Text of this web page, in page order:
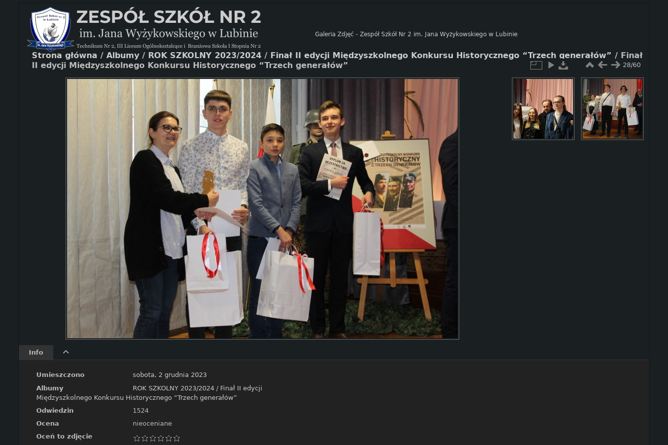
Galeria Zdjęć - Zespół Szkół Nr 2 im. Jana Wyżykowskiego w Lubinie
Strona główna / Albumy / ROK SZKOLNY 2023/2024 / Finał II edycji Międzyszkolnego Konkursu Historycznego “Trzech generałów” / Finał
II edycji Międzyszkolnego Konkursu Historycznego “Trzech generałów”
28/60
Info
Umieszczono
sobota, 2 grudnia 2023
Albumy
ROK SZKOLNY 2023/2024 / Finał II edycji
Międzyszkolnego Konkursu Historycznego “Trzech generałów”
Odwiedzin
1524
Ocena
nieoceniane
Oceń to zdjęcie